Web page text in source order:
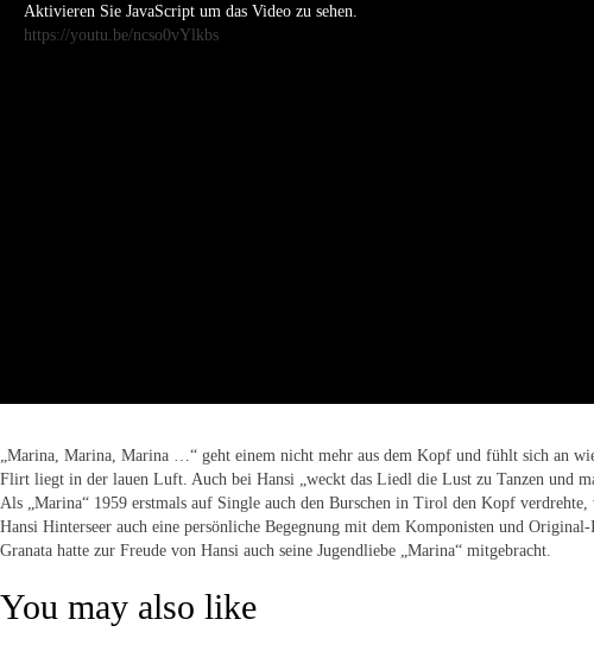
Aktivieren Sie JavaScript um das Video zu sehen.
https://youtu.be/ncso0vYlkbs
„Marina, Marina, Marina …“ geht einem nicht mehr aus dem Kopf und fühlt sich an
Flirt liegt in der lauen Luft. Auch bei Hansi „weckt das Liedl die Lust zu Tanzen und
Als „Marina“ 1959 erstmals auf Single auch den Burschen in Tirol den Kopf
Hansi Hinterseer auch eine persönliche Begegnung mit dem Komponisten und
Granata hatte zur Freude von Hansi auch seine Jugendliebe „Marina“ mitgebracht.
You may also like